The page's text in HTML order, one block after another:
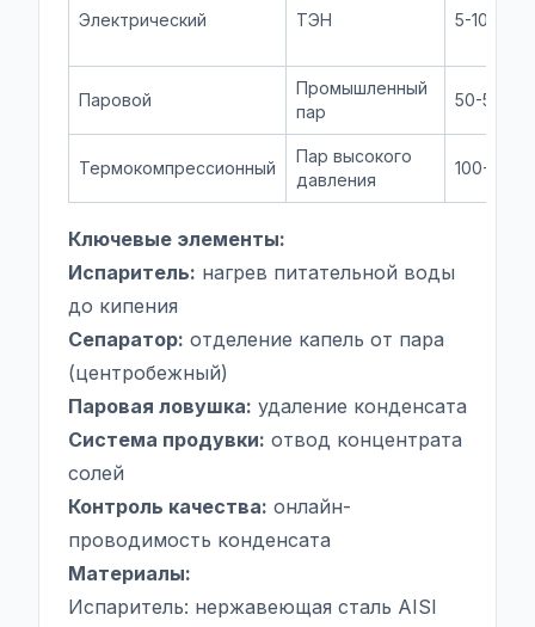
Электрический ТЭН 5-100 кг/
Паровой
Промышленный
пар
50-5000
Термокомпрессионный
Пар высокого
давления
100-2000
Ключевые элементы:
Испаритель: нагрев питательной воды
до кипения
Сепаратор: отделение капель от пара
(центробежный)
Паровая ловушка: удаление конденсата
Система продувки: отвод концентрата
солей
Контроль качества: онлайн-
проводимость конденсата
Материалы:
Испаритель: нержавеющая сталь AISI